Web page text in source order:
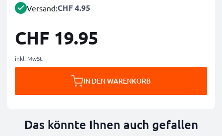
Versand:CHF 4.95
CHF 19.95
inkl. MwSt.
IN DEN WARENKORB
Das könnte Ihnen auch gefallen